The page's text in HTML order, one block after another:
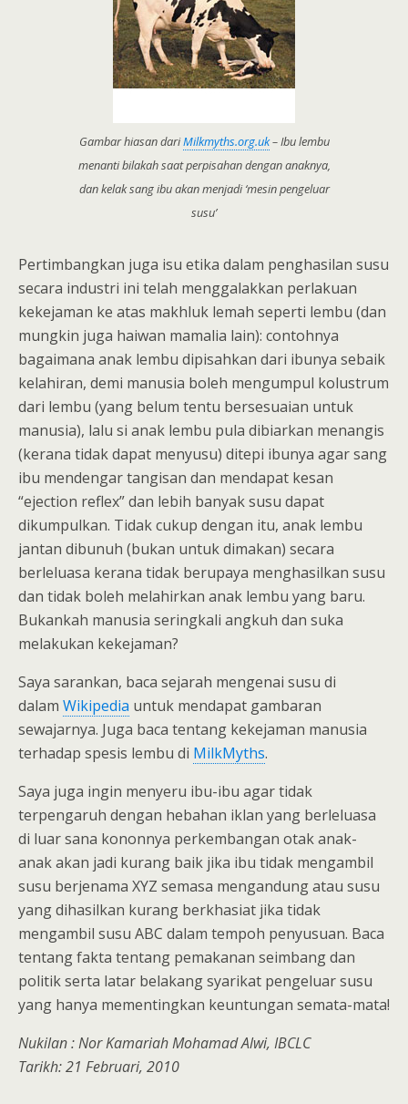
Gambar hiasan dariMilkmyths.org.uk– Ibu lembu
menanti bilakah saat perpisahan dengan anaknya,
dan kelak sang ibu akan menjadi ‘mesin pengeluar
susu’
Pertimbangkan juga isu etika dalam penghasilan susu
secara industri ini telah menggalakkan perlakuan
kekejaman ke atas makhluk lemah seperti lembu (dan
mungkin juga haiwan mamalia lain): contohnya
bagaimana anak lembu dipisahkan dari ibunya sebaik
kelahiran, demi manusia boleh mengumpul kolustrum
dari lembu (yang belum tentu bersesuaian untuk
manusia), lalu si anak lembu pula dibiarkan menangis
(kerana tidak dapat menyusu) ditepi ibunya agar sang
ibu mendengar tangisan dan mendapat kesan
“ejection reflex” dan lebih banyak susu dapat
dikumpulkan. Tidak cukup dengan itu, anak lembu
jantan dibunuh (bukan untuk dimakan) secara
berleluasa kerana tidak berupaya menghasilkan susu
dan tidak boleh melahirkan anak lembu yang baru.
Bukankah manusia seringkali angkuh dan suka
melakukan kekejaman?
Saya sarankan, baca sejarah mengenai susu di
dalam Wikipedia untuk mendapat gambaran
sewajarnya. Juga baca tentang kekejaman manusia
terhadap spesis lembu di MilkMyths.
Saya juga ingin menyeru ibu-ibu agar tidak
terpengaruh dengan hebahan iklan yang berleluasa
di luar sana kononnya perkembangan otak anak-
anak akan jadi kurang baik jika ibu tidak mengambil
susu berjenama XYZ semasa mengandung atau susu
yang dihasilkan kurang berkhasiat jika tidak
mengambil susu ABC dalam tempoh penyusuan. Baca
tentang fakta tentang pemakanan seimbang dan
politik serta latar belakang syarikat pengeluar susu
yang hanya mementingkan keuntungan semata-mata!
Nukilan : Nor Kamariah Mohamad Alwi, IBCLC
Tarikh: 21 Februari, 2010